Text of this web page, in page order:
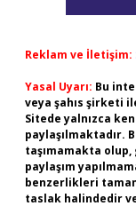
Reklam ve İletişim:
Yasal Uyarı: Bu
veya şahıs şirketi
Sitede yalnızca
paylaşılmaktadır.
taşımamakta
paylaşım
benzerlikleri
taslak halindedir